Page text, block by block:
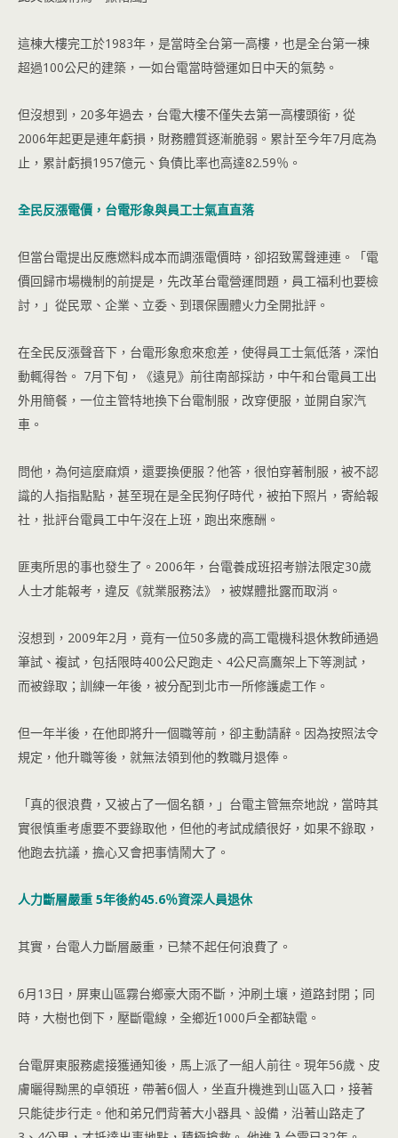
這棟大樓完工於1983年，是當時全台第一高樓，也是全台第一棟
超過100公尺的建築，一如台電當時營運如日中天的氣勢。
但沒想到，20多年過去，台電大樓不僅失去第一高樓頭銜，從
2006年起更是連年虧損，財務體質逐漸脆弱。累計至今年7月底為
止，累計虧損1957億元、負債比率也高達82.59％。
全民反漲電價，台電形象與員工士氣直直落
但當台電提出反應燃料成本而調漲電價時，卻招致罵聲連連。「電
價回歸市場機制的前提是，先改革台電營運問題，員工福利也要檢
討，」從民眾、企業、立委、到環保團體火力全開批評。
在全民反漲聲音下，台電形象愈來愈差，使得員工士氣低落，深怕
動輒得咎。 7月下旬，《遠見》前往南部採訪，中午和台電員工出
外用簡餐，一位主管特地換下台電制服，改穿便服，並開自家汽
車。
問他，為何這麼麻煩，還要換便服？他答，很怕穿著制服，被不認
識的人指指點點，甚至現在是全民狗仔時代，被拍下照片，寄給報
社，批評台電員工中午沒在上班，跑出來應酬。
匪夷所思的事也發生了。2006年，台電養成班招考辦法限定30歲
人士才能報考，違反《就業服務法》，被媒體批露而取消。
沒想到，2009年2月，竟有一位50多歲的高工電機科退休教師通過
筆試、複試，包括限時400公尺跑走、4公尺高鷹架上下等測試，
而被錄取；訓練一年後，被分配到北巿一所修護處工作。
但一年半後，在他即將升一個職等前，卻主動請辭。因為按照法令
規定，他升職等後，就無法領到他的教職月退俸。
「真的很浪費，又被占了一個名額，」台電主管無奈地說，當時其
實很慎重考慮要不要錄取他，但他的考試成績很好，如果不錄取，
他跑去抗議，擔心又會把事情鬧大了。
人力斷層嚴重 5年後約45.6％資深人員退休
其實，台電人力斷層嚴重，已禁不起任何浪費了。
6月13日，屏東山區霧台鄉豪大雨不斷，沖刷土壤，道路封閉；同
時，大樹也倒下，壓斷電線，全鄉近1000戶全都缺電。
台電屏東服務處接獲通知後，馬上派了一組人前往。現年56歲、皮
膚曬得黝黑的卓領班，帶著6個人，坐直升機進到山區入口，接著
只能徒步行走。他和弟兄們背著大小器具、設備，沿著山路走了